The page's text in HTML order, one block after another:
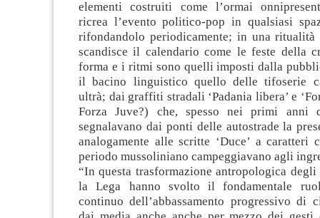
elementi costruiti come l’ormai
ricrea l’evento politico-pop in qualsiasi
rifondandolo periodicamente; in una ritualità
scandisce il calendario come le feste della
forma e i ritmi sono quelli imposti dalla
il bacino linguistico quello delle tifoserie
ultrà; dai graffiti stradali ‘Padania libera’ e
Forza Juve?) che, spesso nei primi anni
segnalavano dai ponti delle autostrade la
analogamente alle scritte ‘Duce’ a caratteri
periodo mussoliniano campeggiavano agli
“In questa trasformazione antropologica
la Lega hanno svolto il fondamentale
continuo dell’abbassamento progressivo di